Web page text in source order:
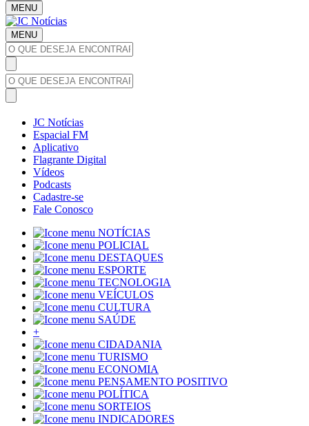
MENU
MENU
JC Notícias
Espacial FM
Aplicativo
Flagrante Digital
Vídeos
Podcasts
Cadastre-se
Fale Conosco
NOTÍCIAS
POLICIAL
DESTAQUES
ESPORTE
TECNOLOGIA
VEÍCULOS
CULTURA
SAÚDE
+
CIDADANIA
TURISMO
ECONOMIA
PENSAMENTO POSITIVO
POLÍTICA
SORTEIOS
INDICADORES